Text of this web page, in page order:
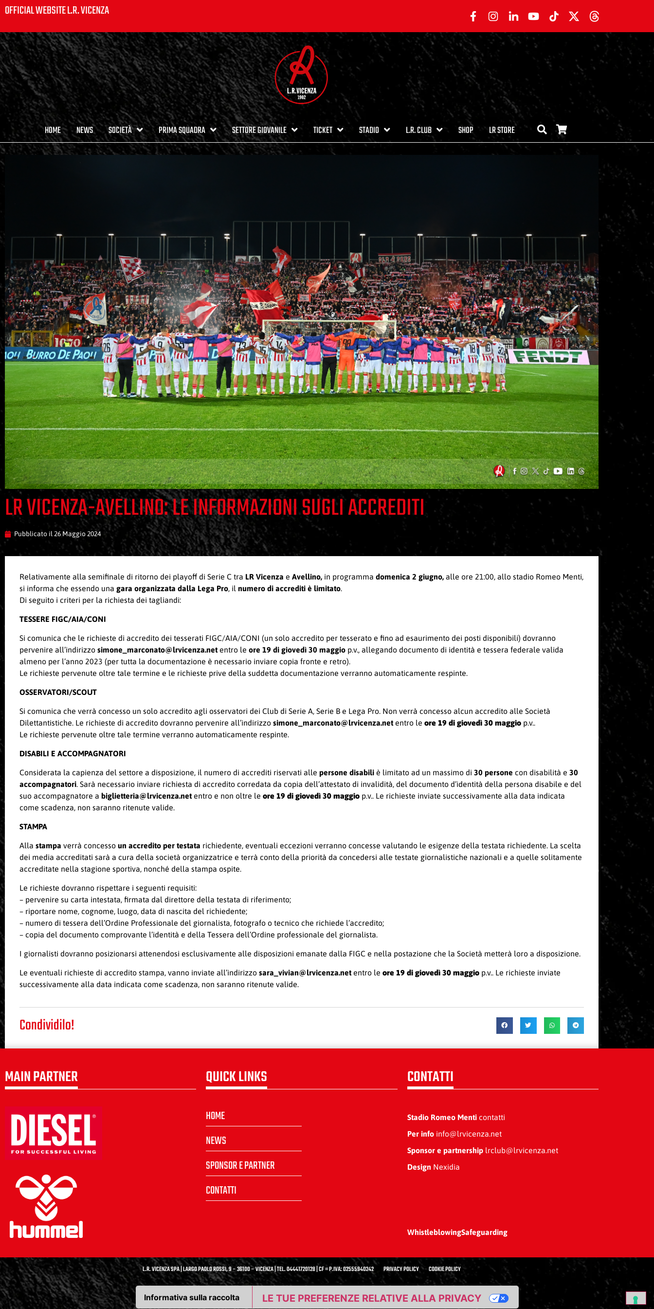
OFFICIAL WEBSITE L.R. VICENZA
HOME NEWS SOCIETÀ PRIMA SQUADRA SETTORE GIOVANILE TICKET STADIO L.R. CLUB SHOP LR STORE
LR VICENZA-AVELLINO: LE INFORMAZIONI SUGLI ACCREDITI
Pubblicato il26 Maggio 2024
Relativamente alla semifinale di ritorno dei playoff di Serie C tra LR Vicenza e Avellino, in programma domenica 2 giugno, alle ore 21:00, allo stadio Romeo Menti,
si informa che essendo una gara organizzata dalla Lega Pro, il numero di accrediti è limitato.
Di seguito i criteri per la richiesta dei tagliandi:
TESSERE FIGC/AIA/CONI
Si comunica che le richieste di accredito dei tesserati FIGC/AIA/CONI (un solo accredito per tesserato e fino ad esaurimento dei posti disponibili) dovranno
pervenire all’indirizzo simone_marconato@lrvicenza.net entro le ore 19 di giovedì 30 maggio p.v., allegando documento di identità e tessera federale valida
almeno per l’anno 2023 (per tutta la documentazione è necessario inviare copia fronte e retro).
Le richieste pervenute oltre tale termine e le richieste prive della suddetta documentazione verranno automaticamente respinte.
OSSERVATORI/SCOUT
Si comunica che verrà concesso un solo accredito agli osservatori dei Club di Serie A, Serie B e Lega Pro. Non verrà concesso alcun accredito alle Società
Dilettantistiche. Le richieste di accredito dovranno pervenire all’indirizzo simone_marconato@lrvicenza.netentro le ore 19 di giovedì 30 maggio p.v..
Le richieste pervenute oltre tale termine verranno automaticamente respinte.
DISABILI E ACCOMPAGNATORI
Considerata la capienza del settore a disposizione, il numero di accrediti riservati alle persone disabili è limitato ad un massimo di 30 persone con disabilità e 30
accompagnatori. Sarà necessario inviare richiesta di accredito corredata da copia dell’attestato di invalidità, del documento d’identità della persona disabile e del
suo accompagnatore a biglietteria@lrvicenza.netentro e non oltre le ore 19 di giovedì 30 maggio p.v.. Le richieste inviate successivamente alla data indicata
come scadenza, non saranno ritenute valide.
STAMPA
Alla stampa verrà concesso un accredito per testata richiedente, eventuali eccezioni verranno concesse valutando le esigenze della testata richiedente. La scelta
dei media accreditati sarà a cura della società organizzatrice e terrà conto della priorità da concedersi alle testate giornalistiche nazionali e a quelle solitamente
accreditate nella stagione sportiva, nonché della stampa ospite.
Le richieste dovranno rispettare i seguenti requisiti:
– pervenire su carta intestata, firmata dal direttore della testata di riferimento;
– riportare nome, cognome, luogo, data di nascita del richiedente;
– numero di tessera dell’Ordine Professionale del giornalista, fotografo o tecnico che richiede l’accredito;
– copia del documento comprovante l’identità e della Tessera dell’Ordine professionale del giornalista.
I giornalisti dovranno posizionarsi attenendosi esclusivamente alle disposizioni emanate dalla FIGC e nella postazione che la Società metterà loro a disposizione.
Le eventuali richieste di accredito stampa, vanno inviate all’indirizzo sara_vivian@lrvicenza.netentro le ore 19 di giovedì 30 maggio p.v.. Le richieste inviate
successivamente alla data indicata come scadenza, non saranno ritenute valide.
Condividilo!
MAIN PARTNER QUICK LINKS
HOME
NEWS
SPONSOR E PARTNER
CONTATTI
CONTATTI
Stadio Romeo Menticontatti
Per infoinfo@lrvicenza.net
Sponsor e partnershiplrclub@lrvicenza.net
Design Nexidia
WhistleblowingSafeguarding
L.R. VICENZA SPA | LARGO PAOLO ROSSI, 9 – 36100 – VICENZA | TEL. 04441720128 | CF = P.IVA: 02555940242 PRIVACY POLICY COOKIE POLICY
Informativa sulla raccolta LE TUE PREFERENZE RELATIVE ALLA PRIVACY